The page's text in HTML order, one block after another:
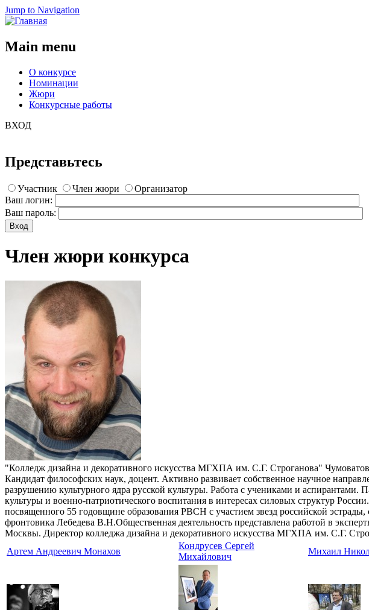
Jump to Navigation
Main menu
О конкурсе
Номинации
Жюри
Конкурсные работы
ВХОД
Представьтесь
Участник Член жюри
Организатор
Ваш логин:
Ваш пароль:
Член жюри конкурса
"Колледж дизайна и декоративного искусства МГХПА им. С.Г. Строганова"
Кандидат философских наук, доцент. Активно развивает собственное научное
разрушению культурного ядра русской культуры. Работа с учениками и аспирантами.
культуры и военно-патриотического воспитания в интересах силовых структур
посвященного 55 годовщине образования РВСН с участием звезд российской
фронтовика Лебедева В.Н.Общественная деятельность представлена работой в
Москвы. Директор колледжа дизайна и декоративного искусства МГХПА им. С.Г.
Артем Андреевич Монахов
Кондрусев Сергей
Михайлович
Михаил